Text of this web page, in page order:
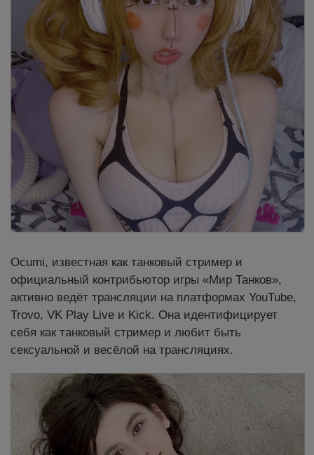
Ocumi, известная как танковый стример и
официальный контрибьютор игры «Мир Танков»,
активно ведёт трансляции на платформах YouTube,
Trovo, VK Play Live и Kick. Она идентифицирует
себя как танковый стример и любит быть
сексуальной и весёлой на трансляциях.